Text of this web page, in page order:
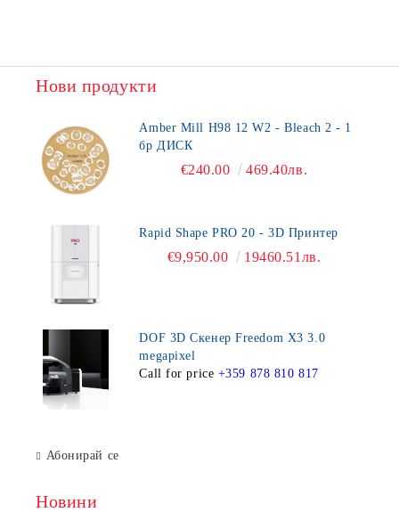
Нови продукти
Amber Mill H98 12 W2 - Bleach 2 - 1
бр ДИСК
€240.00 469.40лв.
Rapid Shape PRO 20 - 3D Принтер
€9,950.00 19460.51лв.
DOF 3D Скенер Freedom X3 3.0
megapixel
Call for price +359 878 810 817
Абонирай се
Новини